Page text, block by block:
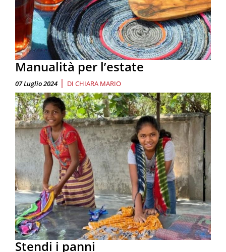
Manualità per l’estate
07 Luglio 2024 | DI CHIARA MARIO
Stendi i panni